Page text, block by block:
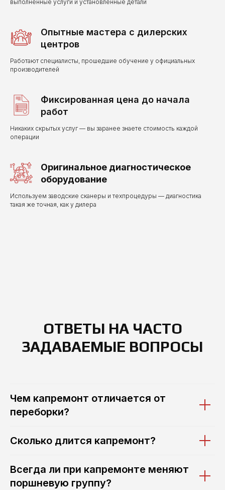
выполненные услуги и установленные детали
Опытные мастера с дилерских
центров
Работают специалисты, прошедшие обучение у официальных
производителей
Фиксированная цена до начала
работ
Никаких скрытых услуг — вы заранее знаете стоимость каждой
операции
Оригинальное диагностическое
оборудование
Используем заводские сканеры и техпроцедуры — диагностика
такая же точная, как у дилера
ОТВЕТЫ НА ЧАСТО
ЗАДАВАЕМЫЕ ВОПРОСЫ
Чем капремонт отличается от
переборки?
Сколько длится капремонт?
Всегда ли при капремонте меняют
поршневую группу?